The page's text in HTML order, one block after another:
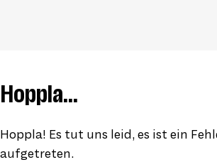
Hoppla...
Hoppla! Es tut uns leid, es ist ein
aufgetreten.